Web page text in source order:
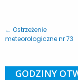
← Ostrzeżenie
meteorologiczne nr 73
GODZINY